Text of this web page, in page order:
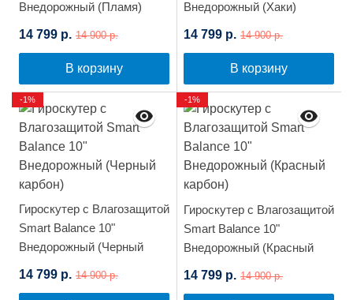
Внедорожный (Пламя)
14 799 р. 14 900 р.
В корзину
Внедорожный (Хаки)
14 799 р. 14 900 р.
В корзину
Гироскутер с Влагозащитой
Smart Balance 10"
Внедорожный (Черный
14 799 р. 14 900 р.
-1%
Гироскутер с Влагозащитой
Smart Balance 10"
Внедорожный (Красный
14 799 р. 14 900 р.
-1%